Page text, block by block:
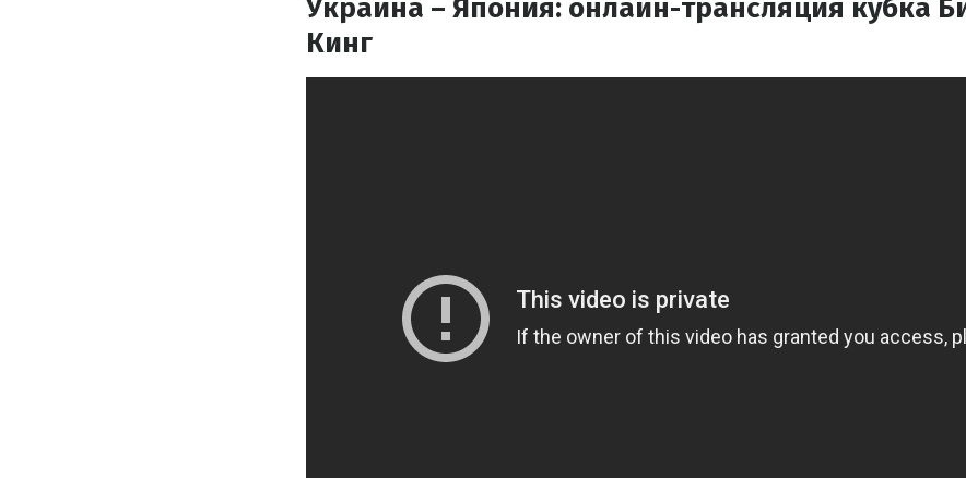
Украина – Япония: онлайн-трансляция кубка
Кинг